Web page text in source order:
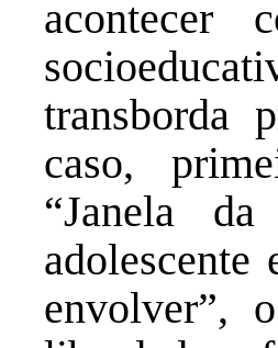
acontecer
transborda
caso,
“Janela
adolescente
envolver”,